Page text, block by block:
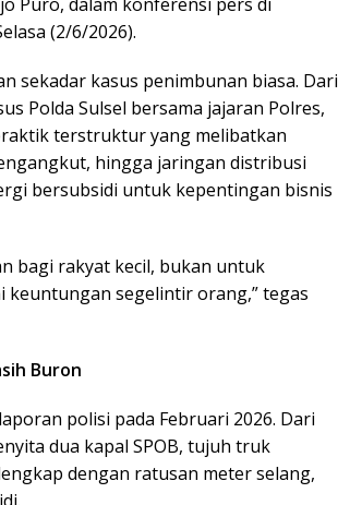
(2/6/2026).
sekadar kasus penimbunan biasa. Dari
Polda Sulsel bersama jajaran Polres,
terstruktur yang melibatkan
hingga jaringan distribusi
bersubsidi untuk kepentingan bisnis
bagi rakyat kecil, bukan untuk
keuntungan segelintir orang,” tegas
Buron
polisi pada Februari 2026. Dari
dua kapal SPOB, tujuh truk
dengan ratusan meter selang,